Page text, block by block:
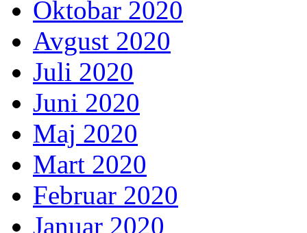
Oktobar 2020
Avgust 2020
Juli 2020
Juni 2020
Maj 2020
Mart 2020
Februar 2020
Januar 2020